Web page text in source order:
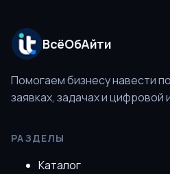
ВсёОбАйти
Помогаем бизнесу навести
заявках, задачах и цифровой
РАЗДЕЛЫ
Каталог